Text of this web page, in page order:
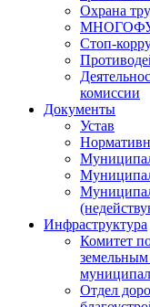
Охрана
Стоп-
комиссии
Документы
Устав
Инфраструктура
Комитет
Отдел